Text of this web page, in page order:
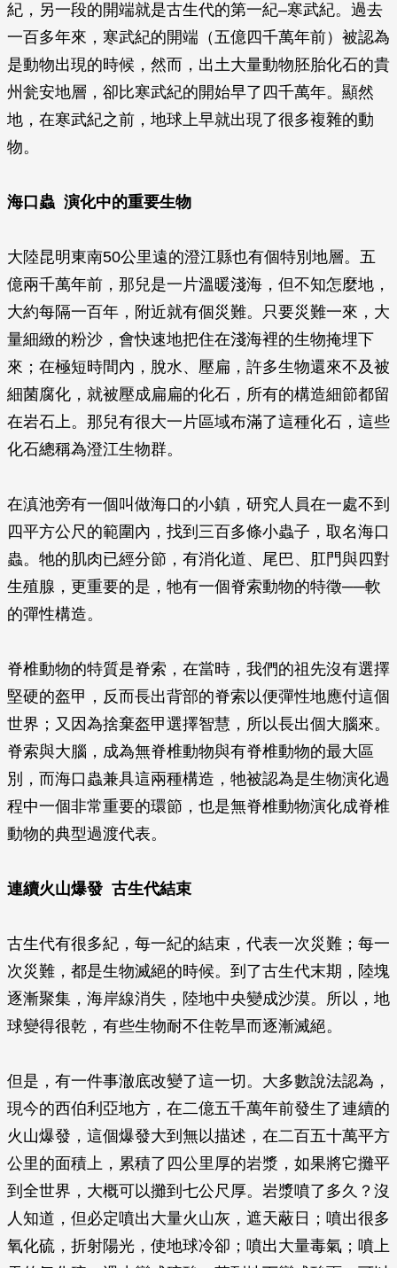
紀，另一段的開端就是古生代的第一紀–寒武紀。過去
一百多年來，寒武紀的開端（五億四千萬年前）被認為
是動物出現的時候，然而，出土大量動物胚胎化石的貴
州瓮安地層，卻比寒武紀的開始早了四千萬年。顯然
地，在寒武紀之前，地球上早就出現了很多複雜的動
物。
海口蟲 演化中的重要生物
大陸昆明東南50公里遠的澄江縣也有個特別地層。五
億兩千萬年前，那兒是一片溫暖淺海，但不知怎麼地，
大約每隔一百年，附近就有個災難。只要災難一來，大
量細緻的粉沙，會快速地把住在淺海裡的生物掩埋下
來；在極短時間內，脫水、壓扁，許多生物還來不及被
細菌腐化，就被壓成扁扁的化石，所有的構造細節都留
在岩石上。那兒有很大一片區域布滿了這種化石，這些
化石總稱為澄江生物群。
在滇池旁有一個叫做海口的小鎮，研究人員在一處不到
四平方公尺的範圍內，找到三百多條小蟲子，取名海口
蟲。牠的肌肉已經分節，有消化道、尾巴、肛門與四對
生殖腺，更重要的是，牠有一個脊索動物的特徵──軟
的彈性構造。
脊椎動物的特質是脊索，在當時，我們的祖先沒有選擇
堅硬的盔甲，反而長出背部的脊索以便彈性地應付這個
世界；又因為捨棄盔甲選擇智慧，所以長出個大腦來。
脊索與大腦，成為無脊椎動物與有脊椎動物的最大區
別，而海口蟲兼具這兩種構造，牠被認為是生物演化過
程中一個非常重要的環節，也是無脊椎動物演化成脊椎
動物的典型過渡代表。
連續火山爆發 古生代結束
古生代有很多紀，每一紀的結束，代表一次災難；每一
次災難，都是生物滅絕的時候。到了古生代末期，陸塊
逐漸聚集，海岸線消失，陸地中央變成沙漠。所以，地
球變得很乾，有些生物耐不住乾旱而逐漸滅絕。
但是，有一件事澈底改變了這一切。大多數說法認為，
現今的西伯利亞地方，在二億五千萬年前發生了連續的
火山爆發，這個爆發大到無以描述，在二百五十萬平方
公里的面積上，累積了四公里厚的岩漿，如果將它攤平
到全世界，大概可以攤到七公尺厚。岩漿噴了多久？沒
人知道，但必定噴出大量火山灰，遮天蔽日；噴出很多
氧化硫，折射陽光，使地球冷卻；噴出大量毒氣；噴上